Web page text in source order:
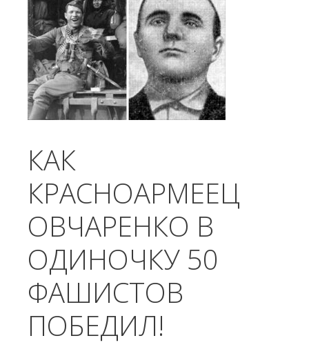
КАК
КРАСНОАРМЕЕЦ
ОВЧАРЕНКО В
ОДИНОЧКУ 50
ФАШИСТОВ
ПОБЕДИЛ!